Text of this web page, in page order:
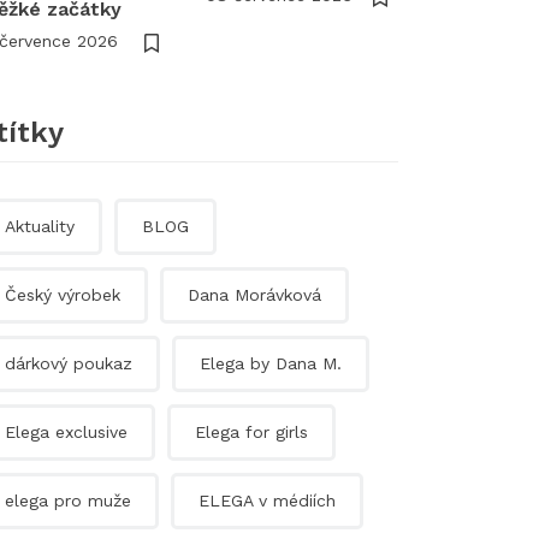
začátky
2026
Aktuality BLOG
Český výrobek Dana Morávková
dárkový poukaz Elega by Dana M.
Elega exclusive Elega for girls
elega pro muže ELEGA v médiích